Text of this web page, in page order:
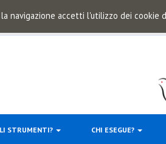
navigazione accetti l'utilizzo dei cookie
STRUMENTI? CHI ESEGUE?